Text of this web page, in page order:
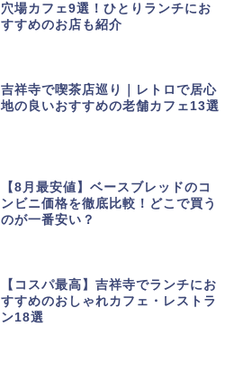
穴場カフェ9選！ひとりランチにお
すすめのお店も紹介
吉祥寺で喫茶店巡り｜レトロで居心
地の良いおすすめの老舗カフェ13選
【8月最安値】ベースブレッドのコ
ンビニ価格を徹底比較！どこで買う
のが一番安い？
【コスパ最高】吉祥寺でランチにお
すすめのおしゃれカフェ・レストラ
ン18選